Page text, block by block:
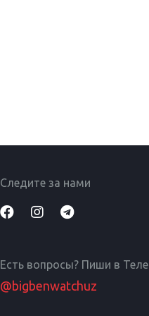
Следите за нами
Есть вопросы? Пиши в
@bigbenwatchuz